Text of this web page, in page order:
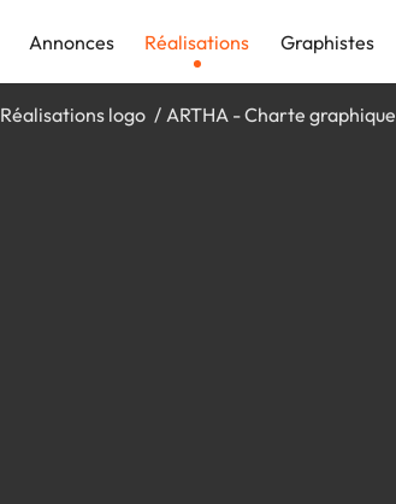
Annonces Réalisations Graphistes
Réalisations logo ARTHA - Charte graphique